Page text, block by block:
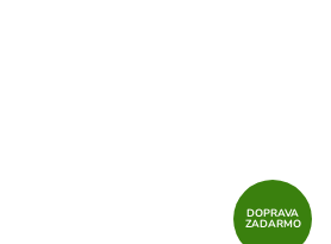
DOPRAVA
ZADARMO